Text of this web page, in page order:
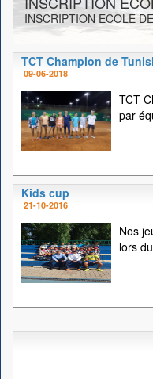
INSCRIPTION ECOLE
TCT Champion de
09-06-2018
TCT
par
Kids cup
21-10-2016
Nos
lors